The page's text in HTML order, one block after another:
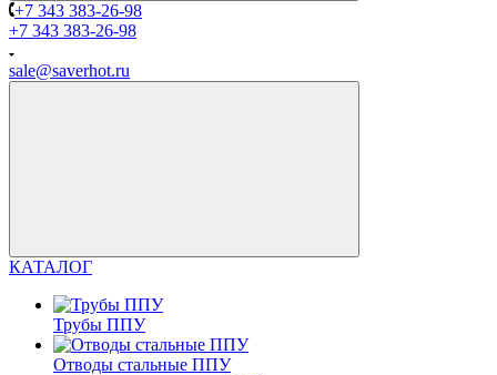
+7 343 383-26-98
+7 343 383-26-98
sale@saverhot.ru
КАТАЛОГ
Трубы ППУ
Отводы стальные ППУ